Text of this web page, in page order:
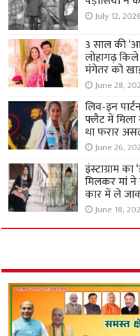
July 12, 2026
3 साल की
लोहागढ़
मंगेतर को
June 28,
लिव-इन
फ्लैट में मिला
था फरार
June 26,
इंस्टाग्राम
मिलकर मां
कार में ले
June 18,